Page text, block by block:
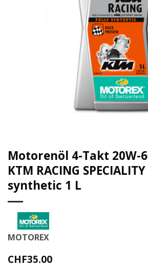
Motorenöl 4-Takt 20W-
KTM RACING
synthetic 1 L
MOTOREX
CHF35.00